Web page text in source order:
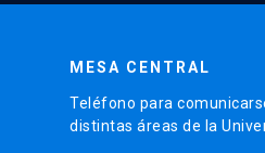
MESA CENTRAL
Teléfono para
distintas áreas de la